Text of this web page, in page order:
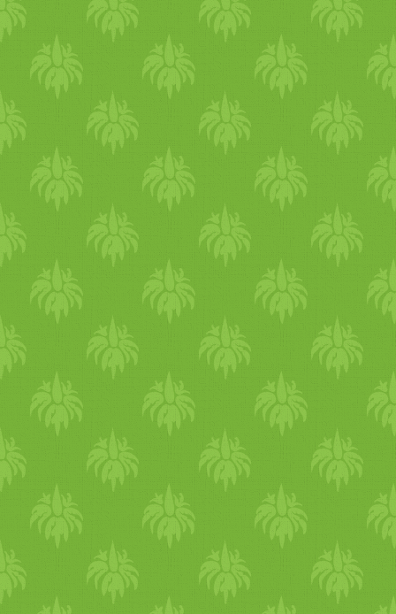
még hagyjuk, hogy
összeérjenek az ízek.
Petrezselyemzölddel vagy
darált mandulával
tálaljuk - mai nap nálunk a
rántott brokkoli és friss
mellé.